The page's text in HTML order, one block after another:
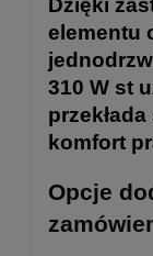
Dzięki
elementu
310 W st
komfort
Opcje